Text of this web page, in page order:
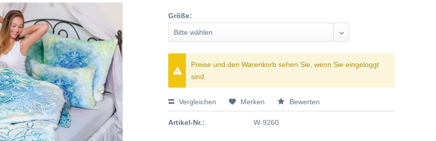
Größe:
Preise und den Warenkorb sehen Sie, wenn Sie eingeloggt
sind.
Vergleichen Merken Bewerten
Artikel-Nr.: W-9260